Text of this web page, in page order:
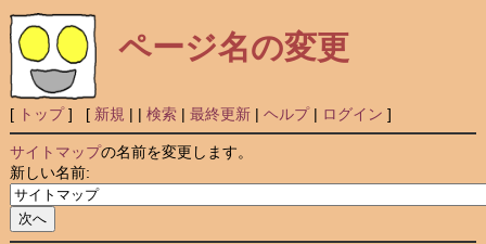
ページ名の変更
[ トップ] [ 新規 | | 検索| 最終更新| ヘルプ| ログイン ]
サイトマップの名前を変更します。
新しい名前: